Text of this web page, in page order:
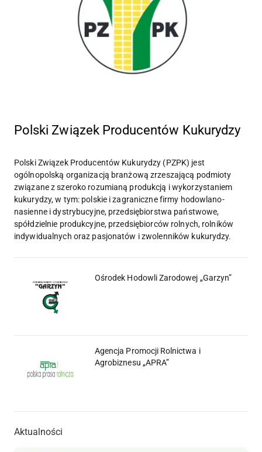
Polski Związek Producentów Kukurydzy
Polski Związek Producentów Kukurydzy (PZPK) jest
ogólnopolską organizacją branżową zrzeszającą podmioty
związane z szeroko rozumianą produkcją i wykorzystaniem
kukurydzy, w tym: polskie i zagraniczne firmy hodowlano-
nasienne i dystrybucyjne, przedsiębiorstwa państwowe,
spółdzielnie produkcyjne, przedsiębiorców rolnych, rolników
indywidualnych oraz pasjonatów i zwolenników kukurydzy.
Ośrodek Hodowli Zarodowej „Garzyn”
Agencja Promocji Rolnictwa i
Agrobiznesu „APRA”
Aktualności